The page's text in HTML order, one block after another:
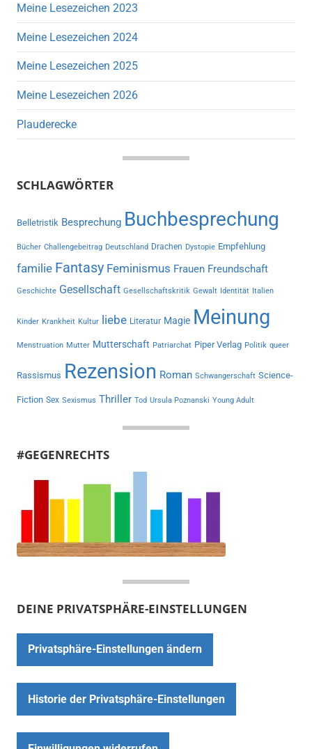
Meine Lesezeichen 2023
Meine Lesezeichen 2024
Meine Lesezeichen 2025
Meine Lesezeichen 2026
Plauderecke
SCHLAGWÖRTER
Belletristik Besprechung Buchbesprechung
Bücher Challengebeitrag Deutschland Drachen Dystopie Empfehlung
familie Fantasy Feminismus Frauen Freundschaft
Geschichte Gesellschaft Gesellschaftskritik Gewalt Identität Italien
Kinder Krankheit Kultur liebe Literatur Magie Meinung
Menstruation Mutter Mutterschaft Patriarchat Piper Verlag Politik queer
Rassismus Rezension Roman Schwangerschaft Science-
Fiction Sex Sexismus Thriller Tod Ursula Poznanski Young Adult
#GEGENRECHTS
DEINE PRIVATSPHÄRE-EINSTELLUNGEN
Privatsphäre-Einstellungen ändern
Historie der Privatsphäre-Einstellungen